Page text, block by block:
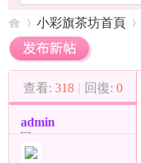
明碼標價特惠專區
»
小彩旗茶坊首頁
查看: 318 | 回復: 0
admin